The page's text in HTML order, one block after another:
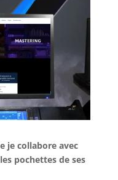
je collabore avec
pochettes de ses